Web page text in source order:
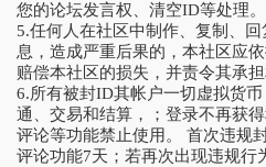
您的论坛发言权、清空ID等处理。
5.任何人在社区中制作、复制、
息，造成严重后果的，本社区应
赔偿本社区的损失，并责令其承担
6.所有被封ID其帐户一切虚拟货
通、交易和结算，；登录不再获
评论等功能禁止使用。 首次违规
评论功能7天；若再次出现违规行